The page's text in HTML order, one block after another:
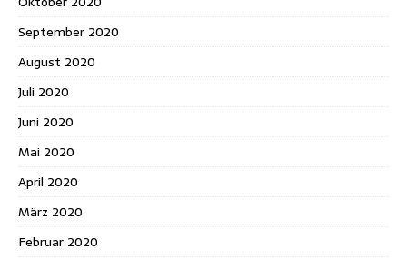
September 2020
August 2020
Juli 2020
Juni 2020
Mai 2020
April 2020
März 2020
Februar 2020